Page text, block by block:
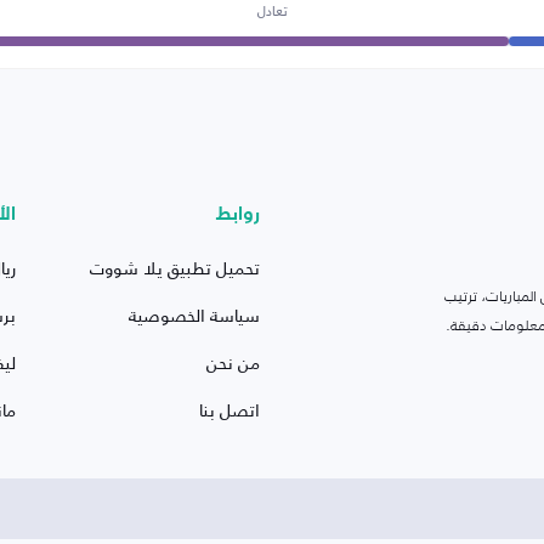
تعادل
ترتيب
دقيقة.
روابط
تحميل تطبيق يلا شووت
سياسة الخصوصية
من نحن
اتصل بنا